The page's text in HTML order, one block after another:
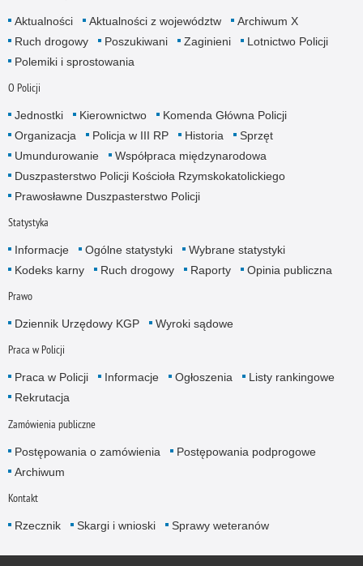
Aktualności Aktualności z województw
Archiwum X
Ruch drogowy
Poszukiwani Zaginieni
Lotnictwo Policji
Polemiki i sprostowania
O Policji
Jednostki Kierownictwo
Komenda Główna Policji
Organizacja
Policja w III RP Historia
Sprzęt
Umundurowanie
Współpraca międzynarodowa
Duszpasterstwo Policji Kościoła Rzymskokatolickiego
Prawosławne Duszpasterstwo Policji
Statystyka
Informacje Ogólne statystyki
Wybrane statystyki
Kodeks karny
Ruch drogowy Raporty Opinia publiczna
Prawo
Dziennik Urzędowy KGP Wyroki sądowe
Praca w Policji
Praca w Policji Informacje Ogłoszenia
Listy rankingowe
Rekrutacja
Zamówienia publiczne
Postępowania o zamówienia
Postępowania podprogowe
Archiwum
Kontakt
Rzecznik Skargi i wnioski Sprawy weteranów